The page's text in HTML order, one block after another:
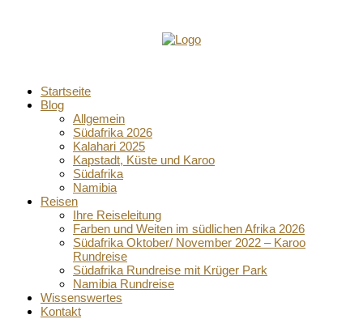
Startseite
Blog
Allgemein
Südafrika 2026
Kalahari 2025
Kapstadt, Küste und Karoo
Südafrika
Namibia
Reisen
Ihre Reiseleitung
Farben und Weiten im südlichen Afrika 2026
Südafrika Oktober/ November 2022 – Karoo
Rundreise
Südafrika Rundreise mit Krüger Park
Namibia Rundreise
Wissenswertes
Kontakt